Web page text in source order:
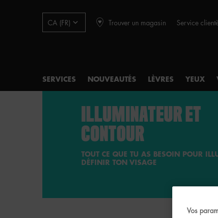
CA (FR) Trouver un magasin Service
SERVICES NOUVEAUTÉS LÈVRES YEUX
ILLUMINATEUR ET
CONTOUR
TOUT CE QUE TU AS BESOIN POUR
DÉFINIR TON VISAGE
Vos